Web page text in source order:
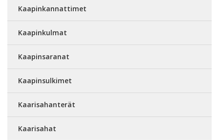
Kaapinkannattimet
Kaapinkulmat
Kaapinsaranat
Kaapinsulkimet
Kaarisahanterät
Kaarisahat